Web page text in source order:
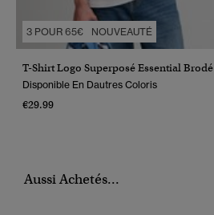
3 POUR 65€ NOUVEAUTÉ
T-Shirt Logo Superposé Essential Brodé
Disponible En Dautres Coloris
€29.99
Aussi Achetés...